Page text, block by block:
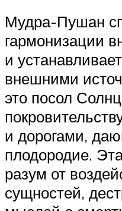
Мудра-Пушан
гармонизации
и
внешними
это посол
и дорогами,
плодородие.
разум от
сущностей,